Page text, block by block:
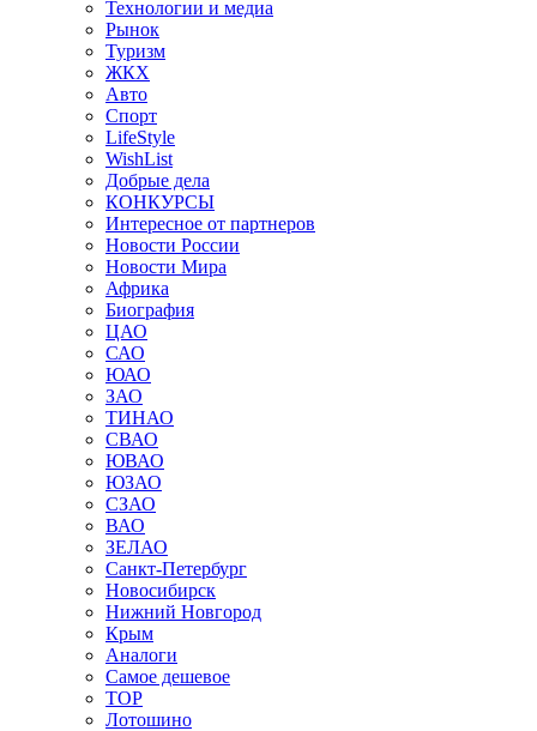
Технологии и медиа
Рынок
Туризм
ЖКХ
Авто
Спорт
LifeStyle
WishList
Добрые дела
КОНКУРСЫ
Интересное от партнеров
Новости России
Новости Мира
Африка
Биография
ЦАО
САО
ЮАО
ЗАО
ТИНАО
СВАО
ЮВАО
ЮЗАО
СЗАО
ВАО
ЗЕЛАО
Санкт-Петербург
Новосибирск
Нижний Новгород
Крым
Аналоги
Самое дешевое
TOP
Лотошино